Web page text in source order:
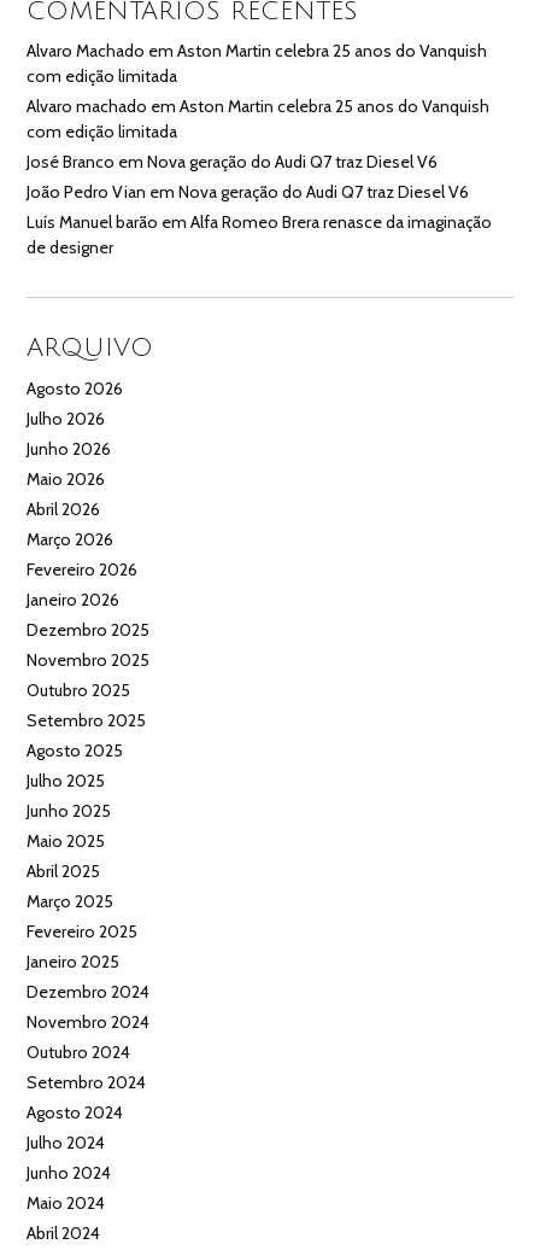
COMENTÁRIOS RECENTES
Alvaro Machado emAston Martin celebra 25 anos do Vanquish
com edição limitada
Alvaro machado emAston Martin celebra 25 anos do Vanquish
com edição limitada
José Branco emNova geração do Audi Q7 traz Diesel V6
João Pedro Vian emNova geração do Audi Q7 traz Diesel V6
Luís Manuel barão emAlfa Romeo Brera renasce da imaginação
de designer
ARQUIVO
Agosto 2026
Julho 2026
Junho 2026
Maio 2026
Abril 2026
Março 2026
Fevereiro 2026
Janeiro 2026
Dezembro 2025
Novembro 2025
Outubro 2025
Setembro 2025
Agosto 2025
Julho 2025
Junho 2025
Maio 2025
Abril 2025
Março 2025
Fevereiro 2025
Janeiro 2025
Dezembro 2024
Novembro 2024
Outubro 2024
Setembro 2024
Agosto 2024
Julho 2024
Junho 2024
Maio 2024
Abril 2024